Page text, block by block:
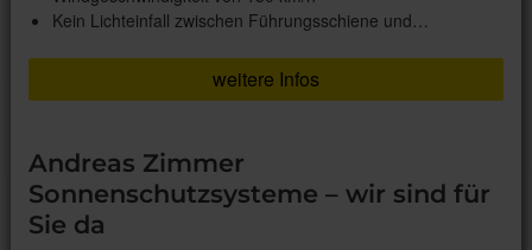
Kein Lichteinfall zwischen Führungsschiene und…
weitere Infos
Andreas Zimmer
Sonnenschutzsysteme – wir sind für
Sie da